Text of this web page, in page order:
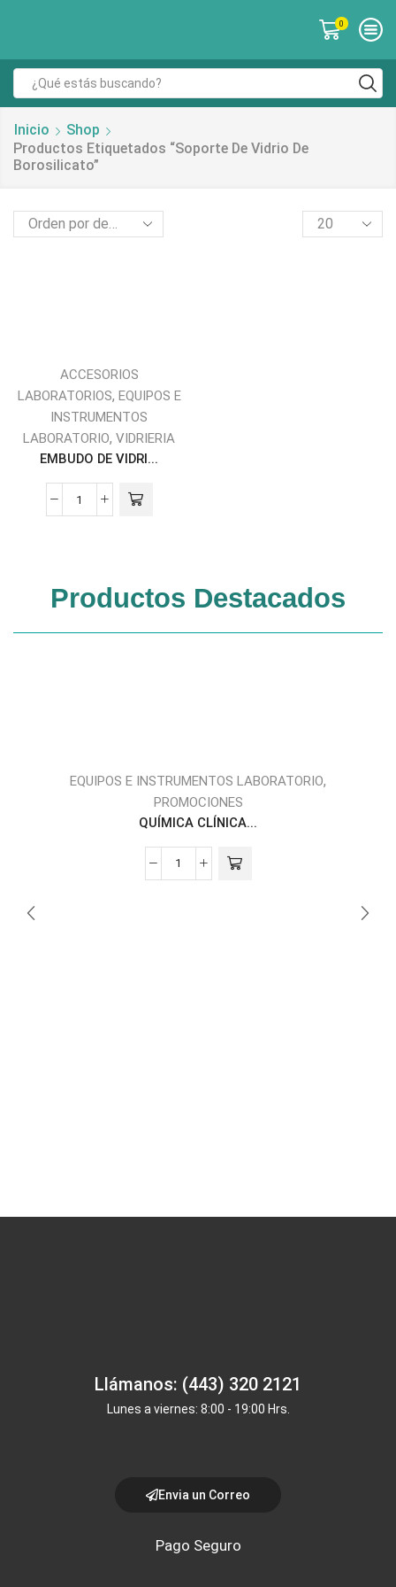
0
Inicio
Shop
Productos Etiquetados “soporte De Vidrio De
Borosilicato”
ACCESORIOS
LABORATORIOS, EQUIPOS E
INSTRUMENTOS
LABORATORIO, VIDRIERIA
EMBUDO DE VIDRI...
Productos Destacados
EQUIPOS E INSTRUMENTOS LABORATORIO,
PROMOCIONES
QUÍMICA CLÍNICA...
Llámanos: (443) 320 2121
Lunes a viernes: 8:00 - 19:00 Hrs.
Envia un Correo
Pago Seguro